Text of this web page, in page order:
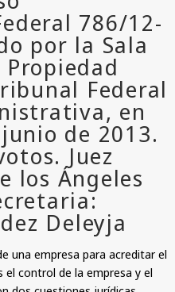
una empresa para acreditar el
control de la empresa y el